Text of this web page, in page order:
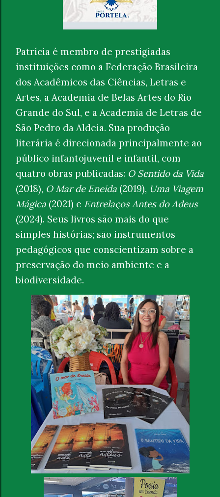
Patrícia é membro de prestigiadas
instituições como a Federação Brasileira
dos Acadêmicos das Ciências, Letras e
Artes, a Academia de Belas Artes do Rio
Grande do Sul, e a Academia de Letras de
São Pedro da Aldeia. Sua produção
literária é direcionada principalmente ao
público infantojuvenil e infantil, com
quatro obras publicadas: O Sentido da Vida
(2018), O Mar de Eneida (2019), Uma Viagem
Mágica (2021) e Entrelaços Antes do Adeus
(2024). Seus livros são mais do que
simples histórias; são instrumentos
pedagógicos que conscientizam sobre a
preservação do meio ambiente e a
biodiversidade.